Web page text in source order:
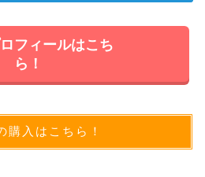
フィールはこち
ら！
購入はこちら！